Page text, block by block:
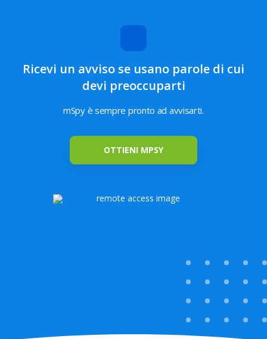
La posizione
Applicazioni
Keylogger
Contenuti
navigazione
Blocco dei siti
web
Ricevi un avviso se usano parole di cui
devi preoccuparti
mSpy è sempre pronto ad avvisarti.
OTTIENI MPSY